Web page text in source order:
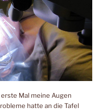
Mal meine Augen
hatte an die Tafel